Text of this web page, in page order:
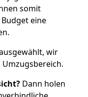
somit
eine
wir
Umzugsbereich.
Dann holen